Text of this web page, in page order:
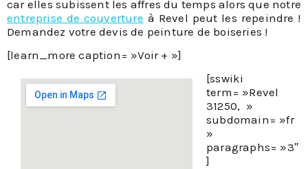
entreprise de couverture à Revel peut les repeindre !
Demandez votre devis de peinture de boiseries !
[learn_more caption= »Voir + »]
[sswiki
term= »Revel
31250, »
subdomain= »fr
»
paragraphs= »3″
]